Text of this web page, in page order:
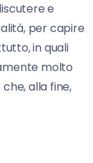
e
per capire
in quali
molto
alla fine,